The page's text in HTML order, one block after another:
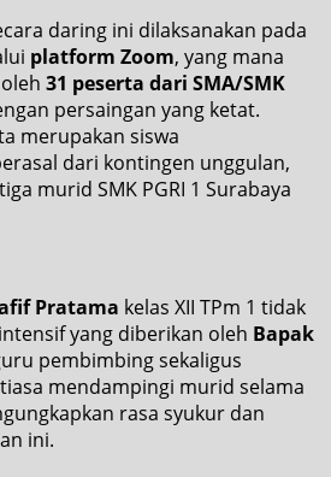
daring ini dilaksanakan pada
platform Zoom, yang mana
31 peserta dari SMA/SMK
persaingan yang ketat.
merupakan siswa
dari kontingen unggulan,
murid SMK PGRI 1 Surabaya
Pratama kelas XII TPm 1 tidak
yang diberikan oleh Bapak
pembimbing sekaligus
mendampingi murid selama
rasa syukur dan
ini.